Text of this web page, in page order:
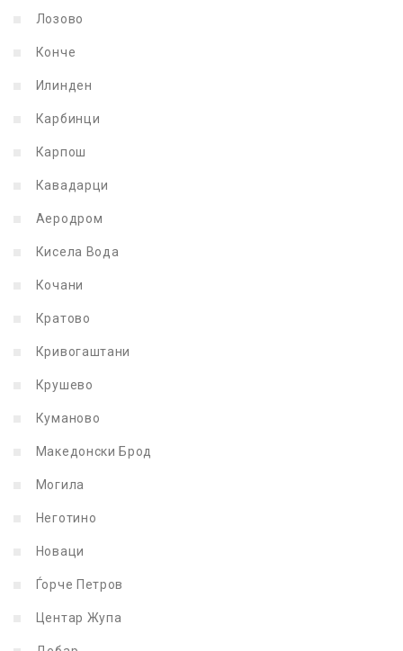
Лозово
Конче
Илинден
Карбинци
Карпош
Кавадарци
Аеродром
Кисела Вода
Кочани
Кратово
Кривогаштани
Крушево
Куманово
Македонски Брод
Могила
Неготино
Новаци
Ѓорче Петров
Центар Жупа